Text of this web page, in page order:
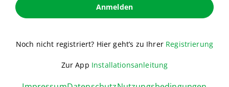
Anmelden
Noch nicht registriert? Hier geht’s zu Ihrer Registrierung
Zur App Installationsanleitung